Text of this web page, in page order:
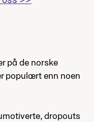
på de norske
populært enn noen
dropouts